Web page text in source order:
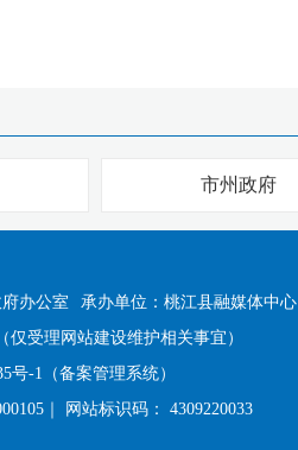
市州政府
办公室
承办单位：桃江县融媒体中心
仅受理网站建设维护相关事宜）
号-1（备案管理系统）
｜ 网站标识码： 4309220033